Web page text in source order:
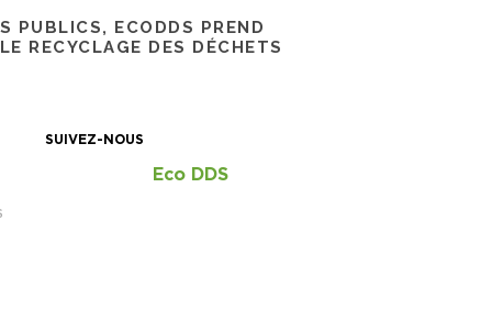
PUBLICS, ECODDS PREND
RECYCLAGE DES DÉCHETS
SUIVEZ-NOUS
Eco DDS